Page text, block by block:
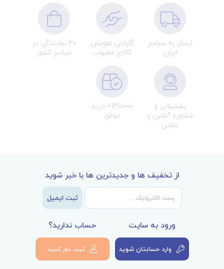
ارسال به سراسر
ایران
گارانتی تعویض
کالای معیوب
30 نمایندگی در
سراسر کشور
پشتیبانی و
مشاوره آنلاین و
تلفنی
135000+ خرید
موفق
از تخفیف ها و جدیدترین ها با خبر شوید
ثبت ایمیل
ورود به سایت
وارد حسابتان شوید
حساب ندارید؟
ثبت نام کنید